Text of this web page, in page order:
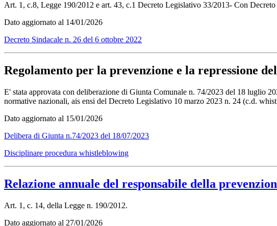
Art. 1, c.8, Legge 190/2012 e art. 43, c.1 Decreto Legislativo 33/2013- Con
Dato aggiornato al 14/01/2026
Decreto Sindacale n. 26 del 6 ottobre 2022
Regolamento per la prevenzione e la repressione
E' stata approvata con deliberazione di Giunta Comunale n. 74/2023 del 18 luglio
normative nazionali, ais ensi del Decreto Legislativo 10 marzo 2023 n. 24 (c.d.
Dato aggiornato al 15/01/2026
Delibera di Giunta n.74/2023 del 18/07/2023
Disciplinare procedura whistleblowing
Relazione annuale del responsabile della
Art. 1, c. 14, della Legge n. 190/2012.
Dato aggiornato al 27/01/2026